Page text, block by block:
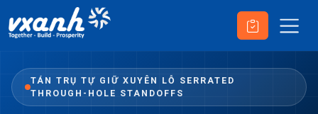
TÁN TRỤ TỰ GIỮ XUYÊN LỖ SERRATED
THROUGH-HOLE STANDOFFS